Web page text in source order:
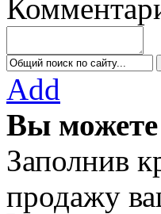
Add
Вы можете
Заполнив
продажу